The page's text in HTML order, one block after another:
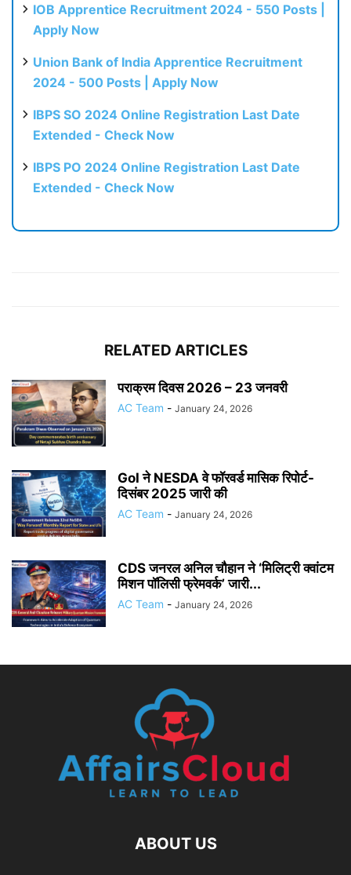
IOB Apprentice Recruitment 2024 - 550 Posts |
Apply Now
Union Bank of India Apprentice Recruitment
2024 - 500 Posts | Apply Now
IBPS SO 2024 Online Registration Last Date
Extended - Check Now
IBPS PO 2024 Online Registration Last Date
Extended - Check Now
RELATED ARTICLES
पराक्रम दिवस 2026 – 23 जनवरी
AC Team - January 24, 2026
GoI ने NESDA वे फॉरवर्ड मासिक रिपोर्ट-
दिसंबर 2025 जारी की
AC Team - January 24, 2026
CDS जनरल अनिल चौहान ने ‘मिलिट्री क्वांटम
मिशन पॉलिसी फ्रेमवर्क’ जारी...
AC Team - January 24, 2026
ABOUT US